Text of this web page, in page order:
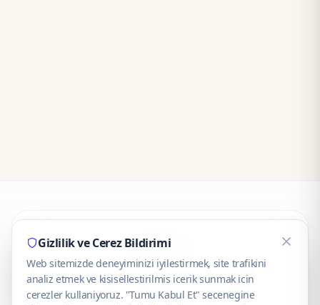
CaseOnn
© 2025 CaseOnn. Tüm hakları saklıdır.
Gizlilik ve Cerez Bildirimi
Web sitemizde deneyiminizi iyilestirmek, site trafikini
analiz etmek ve kisisellestirilmis icerik sunmak icin
cerezler kullaniyoruz. "Tumu Kabul Et" secenegine